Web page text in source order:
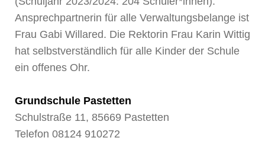
Ansprechpartnerin für alle Verwaltungsbelange ist
Frau Gabi Willared. Die Rektorin Frau Karin Wittig
hat selbstverständlich für alle Kinder der Schule
ein offenes Ohr.
Grundschule Pastetten
Schulstraße 11, 85669 Pastetten
Telefon 08124 910272